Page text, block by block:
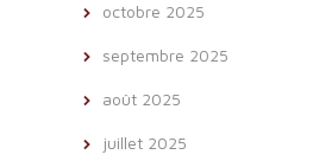
octobre 2025
septembre 2025
août 2025
juillet 2025